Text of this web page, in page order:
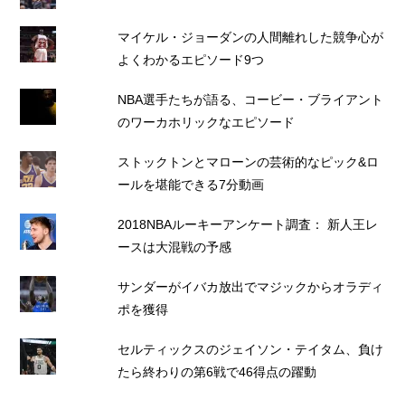
マイケル・ジョーダンの人間離れした競争心が
よくわかるエピソード9つ
NBA選手たちが語る、コービー・ブライアント
のワーカホリックなエピソード
ストックトンとマローンの芸術的なピック&ロ
ールを堪能できる7分動画
2018NBAルーキーアンケート調査： 新人王レ
ースは大混戦の予感
サンダーがイバカ放出でマジックからオラディ
ポを獲得
セルティックスのジェイソン・テイタム、負け
たら終わりの第6戦で46得点の躍動